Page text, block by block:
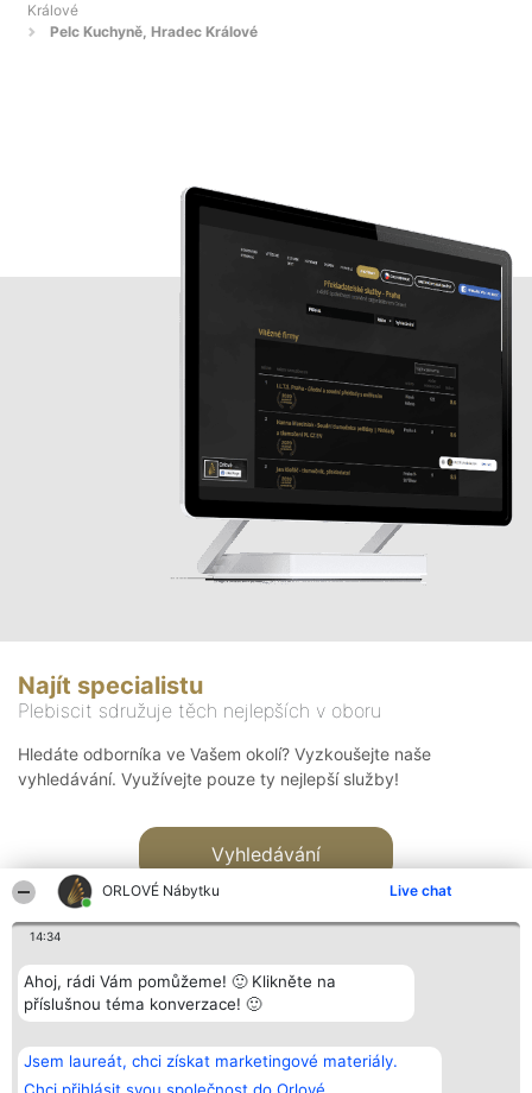
ORLOVÉ Nábytku Live chat
14:34
Ahoj, rádi Vám pomůžeme! 🙂 Klikněte na
příslušnou téma konverzace! 🙂
Jsem laureát, chci získat marketingové materiály.
Králové
Pelc Kuchyně, Hradec Králové
Najít specialistu
Plebiscit sdružuje těch nejlepších v oboru
Hledáte odborníka ve Vašem okolí? Vyzkoušejte naše
vyhledávání. Využívejte pouze ty nejlepší služby!
Vyhledávání
Bright Side Solutions sp. z o.
o. sp. k.
ul. Ruska 22
Vítězové
Seznam všech
laureátů
Kontakt